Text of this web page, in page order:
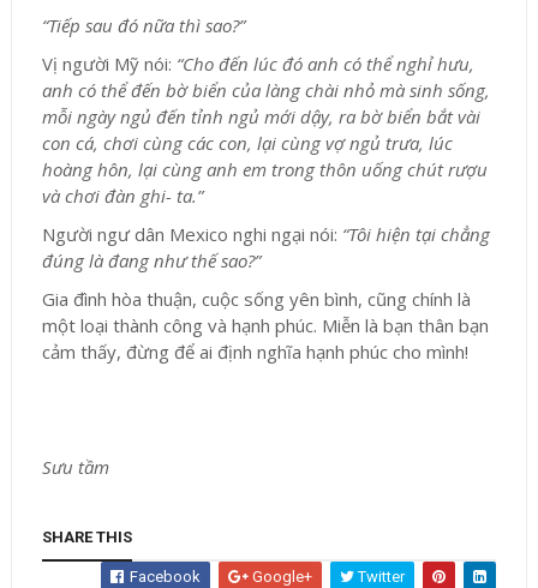
“Tiếp sau đó nữa thì sao?”
Vị người Mỹ nói: “Cho đến lúc đó anh có thể nghỉ hưu,
anh có thể đến bờ biển của làng chài nhỏ mà sinh sống,
mỗi ngày ngủ đến tỉnh ngủ mới dậy, ra bờ biển bắt vài
con cá, chơi cùng các con, lại cùng vợ ngủ trưa, lúc
hoàng hôn, lại cùng anh em trong thôn uống chút rượu
và chơi đàn ghi- ta.”
Người ngư dân Mexico nghi ngại nói: “Tôi hiện tại chẳng
đúng là đang như thế sao?”
Gia đình hòa thuận, cuộc sống yên bình, cũng chính là
một loại thành công và hạnh phúc. Miễn là bạn thân bạn
cảm thấy, đừng để ai định nghĩa hạnh phúc cho mình!
Sưu tầm
SHARE THIS
Facebook Google+ Twitter